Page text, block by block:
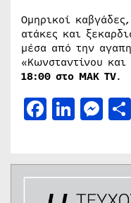
Ομηρικοί
ατάκες και
μέσα από την
«Κωνσταντίνου και
18:00 στο ΜΑΚ TV.
Facebook